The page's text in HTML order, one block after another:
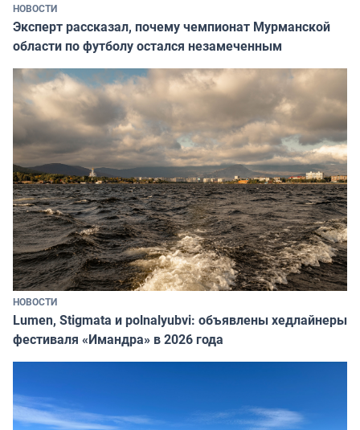
НОВОСТИ
Эксперт рассказал, почему чемпионат Мурманской
области по футболу остался незамеченным
НОВОСТИ
Lumen, Stigmata и polnalyubvi: объявлены хедлайнеры
фестиваля «Имандра» в 2026 года